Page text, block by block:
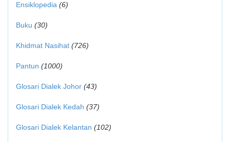
Ensiklopedia (6)
Buku (30)
Khidmat Nasihat (726)
Pantun (1000)
Glosari Dialek Johor (43)
Glosari Dialek Kedah (37)
Glosari Dialek Kelantan (102)